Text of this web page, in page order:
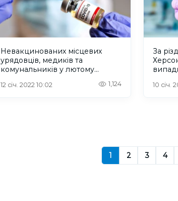
Невакцинованих місцевих
урядовців, медиків та
комунальників у лютому
роботи
12 січ. 2022 10:02 1,124
За
10 січ.
1 2 3 4